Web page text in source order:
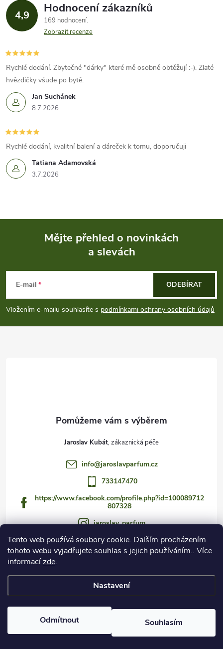
Tento web používá soubory cookie. Dalším procházením
tohoto webu vyjadřujete souhlas s jejich používáním.. Více
informacízde.
Nastavení
Odmítnout Souhlasím
4,9 Hodnocení zákazníků
169 hodnocení
Zobrazit recenze
Jan Suchánek
8.7.2026
Rychlé dodání. Zbytečné "dárky" které mě osobně obtěžují :-). Zlaté
hvězdičky všude po bytě.
Tatiana Adamovská
3.7.2026
Rychlé dodání, kvalitní balení a dáreček k tomu, doporučuji
p
Mějte přehled o novinkách
a slevách
E-mail
Vložením e-mailu souhlasíte s podmínkami ochrany osobních údajů
ODEBÍRAT
Jaroslav Kubát
info@jaroslavparfum.cz
733147470
https://www.facebook.com/profile.php?id=100089712
807328
jaroslav_parfum
733147470
https://www.youtube.com/@jaroslav_parfum
Czech Fragrance Club. Všechna práva vyhrazena.